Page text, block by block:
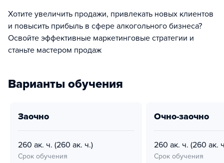
Хотите увеличить продажи, привлекать новых клиентов
и повысить прибыль в сфере алкогольного бизнеса?
Освойте эффективные маркетинговые стратегии и
станьте мастером продаж
Варианты обучения
заочно
260 ак. ч. (260 ак. ч.)
Срок обучения
очно-заочно
260 ак. ч. (260 ак.
Срок обучения